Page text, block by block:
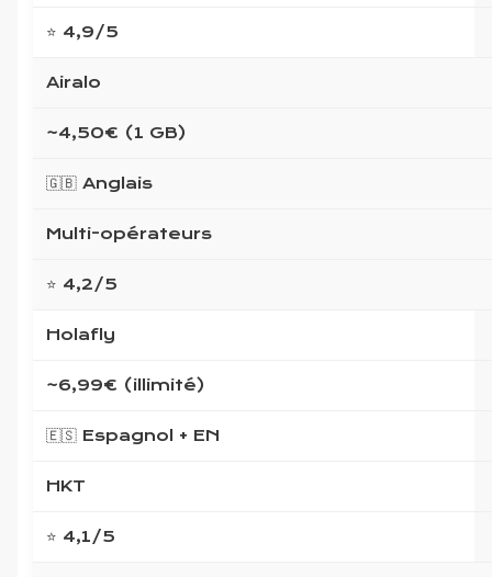
⭐ 4,9/5
Airalo
~4,50€ (1 GB)
🇬🇧 Anglais
Multi-opérateurs
⭐ 4,2/5
Holafly
~6,99€ (illimité)
🇪🇸 Espagnol + EN
HKT
⭐ 4,1/5